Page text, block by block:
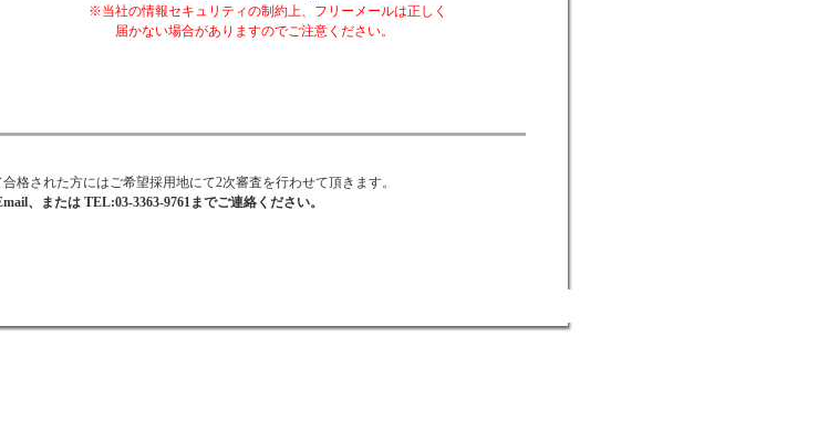
※当社の情報セキュリティの制約上、フリーメールは正しく
届かない場合がありますのでご注意ください。
された方にはご希望採用地にて2次審査を行わせて頂きます。
、または TEL:03-3363-9761までご連絡ください。